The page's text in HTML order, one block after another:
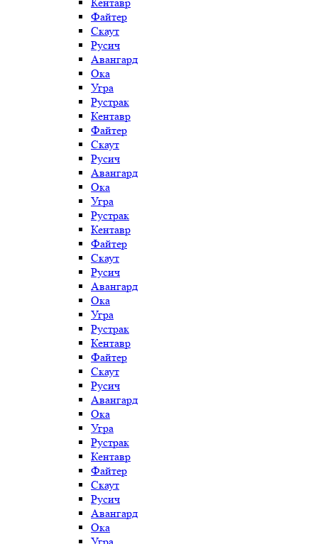
Файтер
Скаут
Русич
Авангард
Ока
Угра
Рустрак
Кентавр
Файтер
Скаут
Русич
Авангард
Ока
Угра
Рустрак
Кентавр
Файтер
Скаут
Русич
Авангард
Ока
Угра
Рустрак
Кентавр
Файтер
Скаут
Русич
Авангард
Ока
Угра
Рустрак
Кентавр
Файтер
Скаут
Русич
Авангард
Ока